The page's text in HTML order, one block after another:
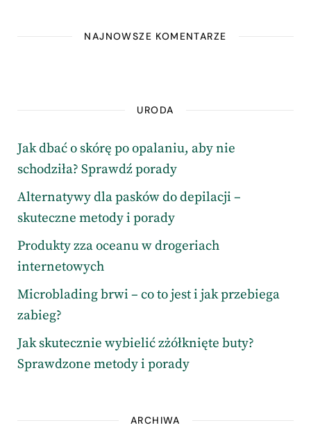
NAJNOWSZE KOMENTARZE
URODA
Jak dbać o skórę po opalaniu, aby nie
schodziła? Sprawdź porady
Alternatywy dla pasków do depilacji –
skuteczne metody i porady
Produkty zza oceanu w drogeriach
internetowych
Microblading brwi – co to jest i jak przebiega
zabieg?
Jak skutecznie wybielić zżółknięte buty?
Sprawdzone metody i porady
ARCHIWA